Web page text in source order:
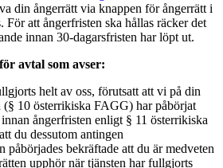
din ångerrätt via knappen för ångerrätt i
För att ångerfristen ska hållas räcker det
innan 30-dagarsfristen har löpt ut.
avtal som avser:
helt av oss, förutsatt att vi på din
(§ 10 österrikiska FAGG) har påbörjat
ångerfristen enligt § 11 österrikiska
du dessutom antingen
påbörjades bekräftade att du är medveten
upphör när tjänsten har fullgjorts